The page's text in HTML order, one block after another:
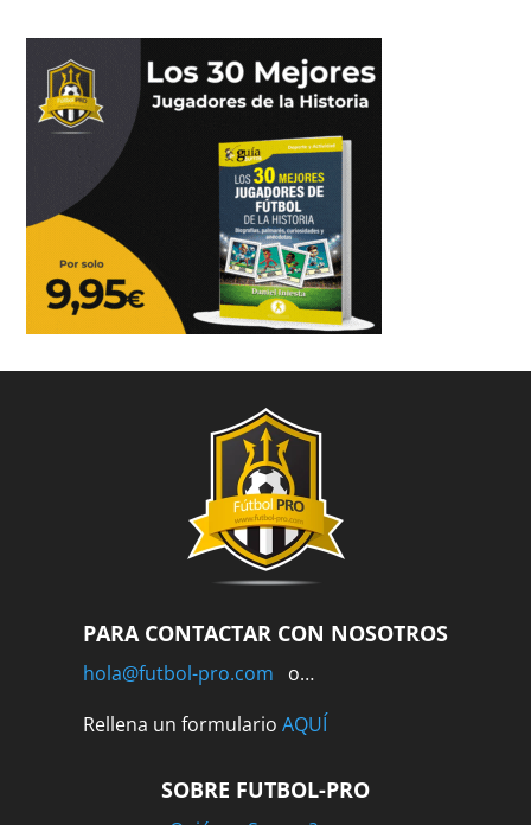
PARA CONTACTAR CON NOSOTROS
hola@futbol-pro.com o…
Rellena un formulario AQUÍ
SOBRE FUTBOL-PRO